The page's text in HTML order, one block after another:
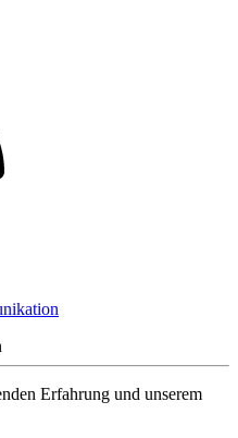
Erfahrung und unserem